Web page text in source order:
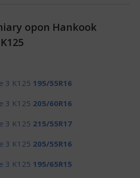
opon Hankook
3 K125 195/55R16
3 K125 205/60R16
3 K125 215/55R17
3 K125 205/55R16
3 K125 195/65R15